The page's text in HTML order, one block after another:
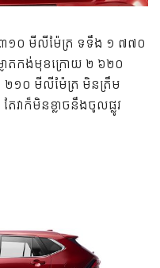
៣១០ មីលីម៉ែត្រ ទទឹង ១ ៧៧០
ាតកង់មុខក្រោយ ២ ៦២០
២១០ មីលីម៉ែត្រ មិនត្រឹម
វាក៏មិនខ្លាចនឹងចូលផ្លូវ